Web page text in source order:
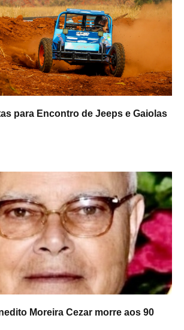
para Encontro de Jeeps e Gaiolas
Moreira Cezar morre aos 90